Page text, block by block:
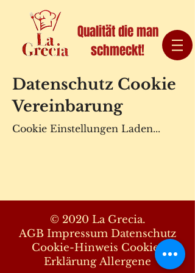
Qualität die man
schmeckt!
Datenschutz Cookie
Vereinbarung
Cookie Einstellungen Laden...
© 2020 La Grecia.
AGB Impressum Datenschutz
Cookie-Hinweis Cookie-
ErklärungAllergene